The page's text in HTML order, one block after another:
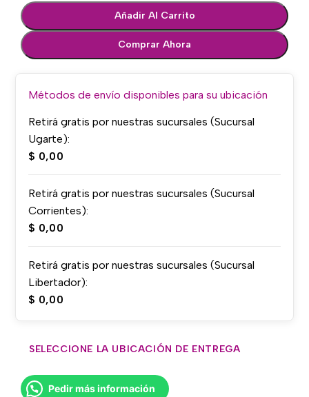
Añadir Al Carrito
Comprar Ahora
Métodos de envío disponibles para su ubicación
Retirá gratis por nuestras sucursales (Sucursal
Ugarte):
$ 0,00
Retirá gratis por nuestras sucursales (Sucursal
Corrientes):
$ 0,00
Retirá gratis por nuestras sucursales (Sucursal
Libertador):
$ 0,00
SELECCIONE LA UBICACIÓN DE ENTREGA
Pedir más información